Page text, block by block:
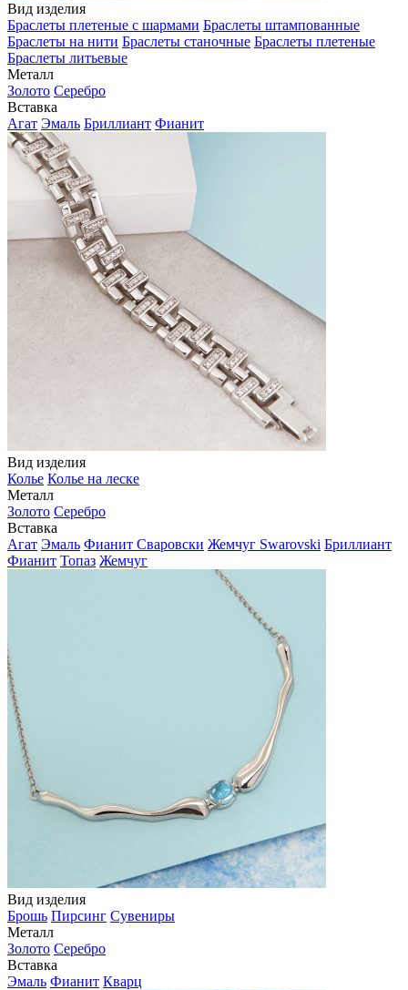
Вид изделия
Браслеты плетеные с шармами Браслеты штампованные
Браслеты на нити Браслеты станочные Браслеты плетеные
Браслеты литьевые
Металл
Золото Серебро
Вставка
Агат Эмаль Бриллиант Фианит
Вид изделия
Колье Колье на леске
Металл
Золото Серебро
Вставка
Агат Эмаль Фианит Сваровски Жемчуг Swarovski Бриллиант
Фианит Топаз Жемчуг
Вид изделия
Брошь Пирсинг Сувениры
Металл
Золото Серебро
Вставка
Эмаль Фианит Кварц